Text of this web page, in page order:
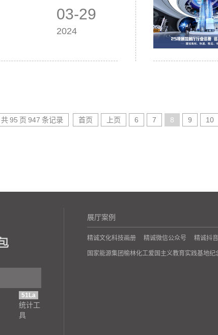
03-29
2024
共95 页 947 条记录 首页 上页 6 7 8 9 10
51La
统计工
具
展厅案例
精诚文化科技画册 精诚微信公众号 精诚抖
国家能源集团榆林化工爱国主义教育实践基地纪